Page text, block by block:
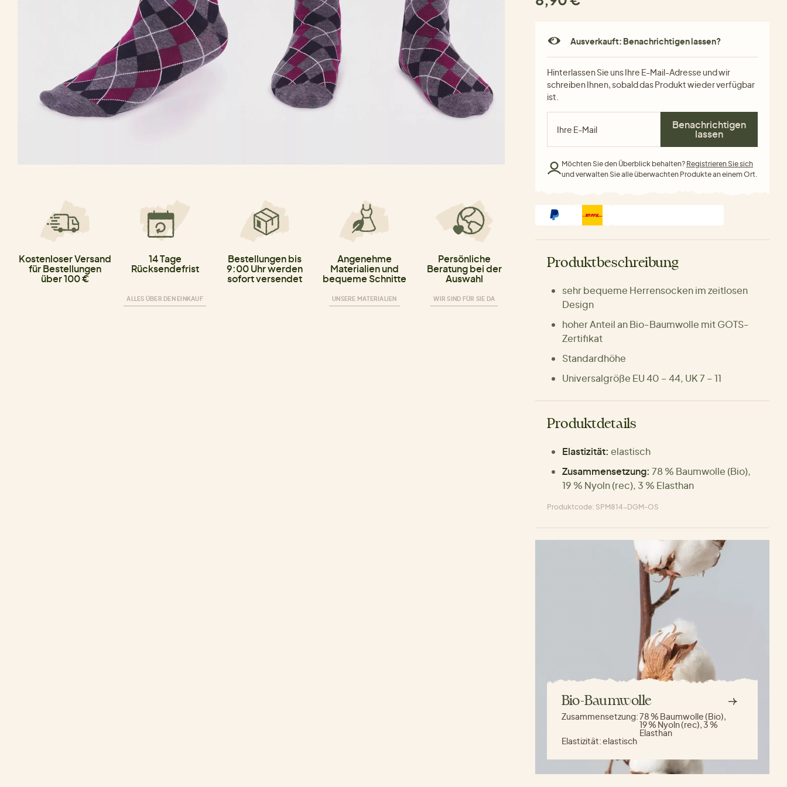
Kostenloser Versand
für Bestellungen
über 100 €
14 Tage
Rücksendefrist
ALLES ÜBER DEN EINKAUF
Bestellungen bis
9:00 Uhr werden
sofort versendet
Angenehme
Materialien und
bequeme Schnitte
UNSERE MATERIALIEN
Persönliche
Beratung bei der
Auswahl
WIR SIND FÜR SIE DA
Ausverkauft: Benachrichtigen lassen?
Hinterlassen Sie uns Ihre E-Mail-Adresse und wir
schreiben Ihnen, sobald das Produkt wieder verfügbar
ist.
Benachrichtigen
lassen
Möchten Sie den Überblick behalten? Registrieren Sie sich
und verwalten Sie alle überwachten Produkte an einem Ort.
Produktbeschreibung
sehr bequeme Herrensocken im zeitlosen
Design
hoher Anteil an Bio-Baumwolle mit GOTS-
Zertifikat
Standardhöhe
Universalgröße EU 40 – 44, UK 7 – 11
Produktdetails
Elastizität: elastisch
Zusammensetzung: 78 % Baumwolle (Bio),
19 % Nyoln (rec), 3 % Elasthan
Produktcode: SPM814-DGM-OS
Bio-Baumwolle
Zusammensetzung:78 % Baumwolle (Bio),
19 % Nyoln (rec), 3 %
Elasthan
Elastizität:elastisch